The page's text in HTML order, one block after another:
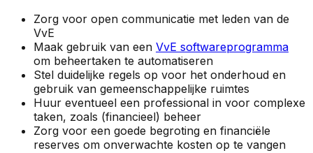
Zorg voor open communicatie met leden van de
VvE
Maak gebruik van een VvE softwareprogramma
om beheertaken te automatiseren
Stel duidelijke regels op voor het onderhoud en
gebruik van gemeenschappelijke ruimtes
Huur eventueel een professional in voor complexe
taken, zoals (financieel) beheer
Zorg voor een goede begroting en financiële
reserves om onverwachte kosten op te vangen